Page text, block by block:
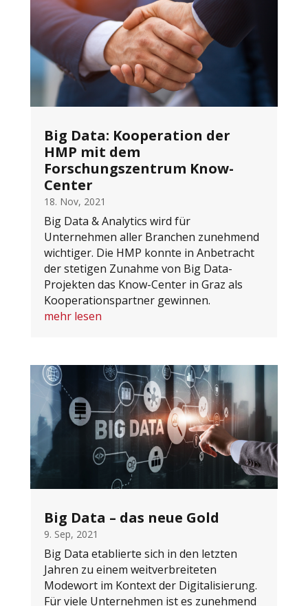
Big Data: Kooperation der
HMP mit dem
Forschungszentrum Know-
Center
18. Nov, 2021
Big Data & Analytics wird für
Unternehmen aller Branchen zunehmend
wichtiger. Die HMP konnte in Anbetracht
der stetigen Zunahme von Big Data-
Projekten das Know-Center in Graz als
Kooperationspartner gewinnen.
mehr lesen
Big Data – das neue Gold
9. Sep, 2021
Big Data etablierte sich in den letzten
Jahren zu einem weitverbreiteten
Modewort im Kontext der Digitalisierung.
Für viele Unternehmen ist es zunehmend